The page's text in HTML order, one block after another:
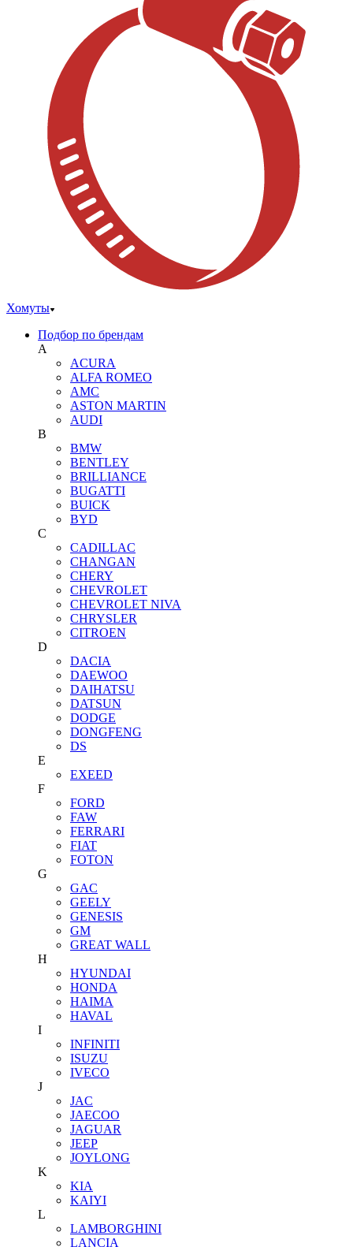
Хомуты
Подбор по брендам
A
ACURA
ALFA ROMEO
AMC
ASTON MARTIN
AUDI
B
BMW
BENTLEY
BRILLIANCE
BUGATTI
BUICK
BYD
C
CADILLAC
CHANGAN
CHERY
CHEVROLET
CHEVROLET NIVA
CHRYSLER
CITROEN
D
DACIA
DAEWOO
DAIHATSU
DATSUN
DODGE
DONGFENG
DS
E
EXEED
F
FORD
FAW
FERRARI
FIAT
FOTON
G
GAC
GEELY
GENESIS
GM
GREAT WALL
H
HYUNDAI
HONDA
HAIMA
HAVAL
I
INFINITI
ISUZU
IVECO
J
JAC
JAECOO
JAGUAR
JEEP
JOYLONG
K
KIA
KAIYI
L
LAMBORGHINI
LANCIA